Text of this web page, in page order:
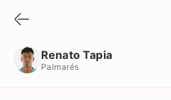
Renato Tapia
Palmarés